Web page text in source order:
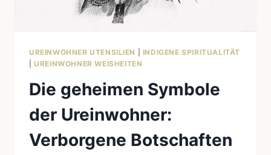
UREINWOHNER UTENSILIEN
INDIGENE SPIRITUALITÄT
|UREINWOHNER WEISHEITEN
Die geheimen Symbole
der Ureinwohner:
Verborgene Botschaften